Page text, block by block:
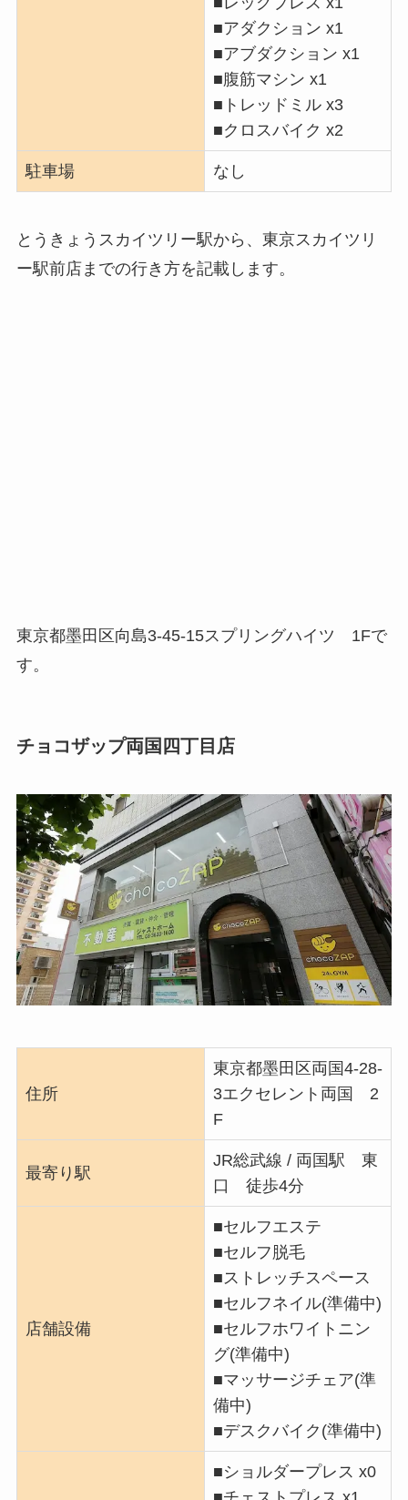
■アダクション x1
■アブダクション x1
■腹筋マシン x1
■トレッドミル x3
■クロスバイク x2
駐車場 なし
とうきょうスカイツリー駅から、東京スカイツリ
ー駅前店までの行き方を記載します。
東京都墨田区向島3-45-15スプリングハイツ 1Fで
す。
チョコザップ両国四丁目店
住所
東京都墨田区両国4-28-
3エクセレント両国 2
F
最寄り駅
JR総武線 / 両国駅 東
口 徒歩4分
店舗設備
■セルフエステ
■セルフ脱毛
■ストレッチスペース
■セルフネイル(準備中)
■セルフホワイトニン
グ(準備中)
■マッサージチェア(準
備中)
■デスクバイク(準備中)
■ショルダープレス x0